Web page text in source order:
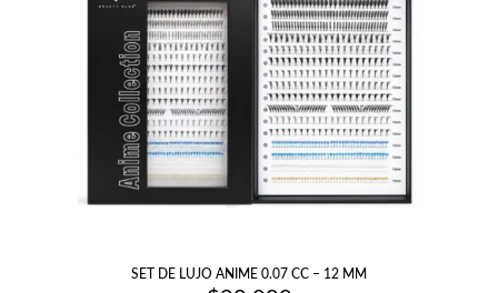
SET DE LUJO ANIME 0.07 CC – 12 MM